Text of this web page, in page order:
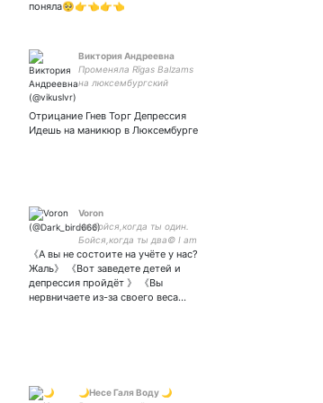
поняла🥺👉👈👉👈
Виктория Андреевна
Променяла Rīgas Balzams
на люксембургский
иллюстратор и
начинающая мама.
Отрицание Гнев Торг Депрессия
Идешь на маникюр в Люксембурге
Voron
Не бойся,когда ты один.
Бойся,когда ты два© I am
evil inside/ Mein Glück
《А вы не состоите на учёте у нас?
Жаль》 《Вот заведете детей и
депрессия пройдёт 》 《Вы
нервничаете из-за своего веса…
🌙Несе Галя Воду 🌙